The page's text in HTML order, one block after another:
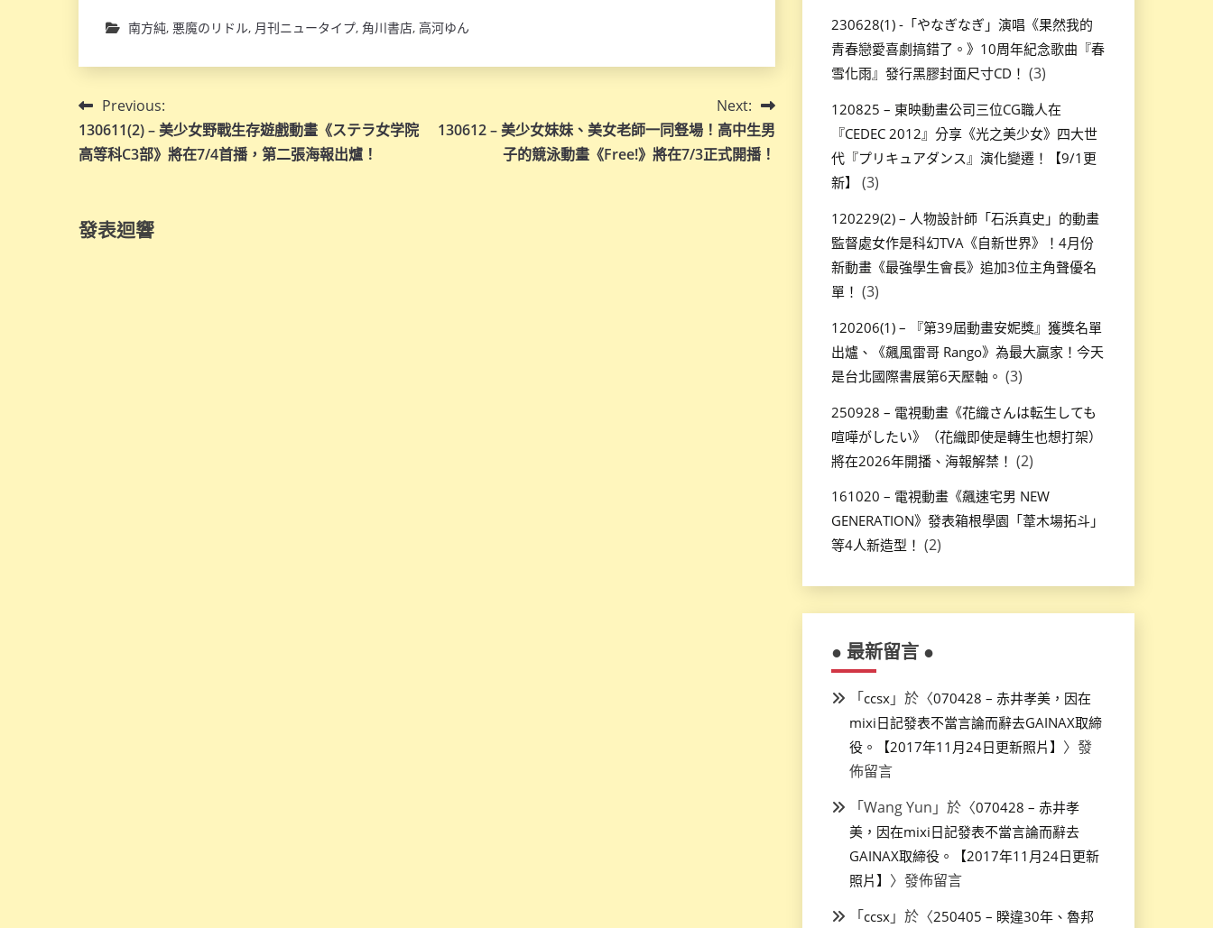
南方純, 悪魔のリドル, 月刊ニュータイプ, 角川書店, 高河ゆん
文
章
覽
Previous:
130611(2) – 美少女野戰生存遊戲動畫《ステラ女学院
高等科C3部》將在7/4首播，第二張海報出爐！
Next:
130612 – 美少女妹妹、美女老師一同豋場！高中生男
子的競泳動畫《Free!》將在7/3正式開播！
發表迴響
230628(1) -「やなぎなぎ」演唱《果然我的
青春戀愛喜劇搞錯了。》10周年紀念歌曲『春
雪化雨』發行黑膠封面尺寸CD！ (3)
120825 – 東映動畫公司三位CG職人在
『CEDEC 2012』分享《光之美少女》四大世
代『プリキュアダンス』演化變遷！【9/1更
新】
(3)
120229(2) – 人物設計師「石浜真史」的動畫
監督處女作是科幻TVA《自新世界》！4月份
新動畫《最強學生會長》追加3位主角聲優名
單！ (3)
120206(1) – 『第39屆動畫安妮獎』獲獎名單
出爐、《飆風雷哥 Rango》為最大贏家！今天
是台北國際書展第6天壓軸。 (3)
250928 – 電視動畫《花織さんは転生しても
喧嘩がしたい》（花織即使是轉生也想打架）
將在2026年開播、海報解禁！ (2)
161020 – 電視動畫《飆速宅男 NEW
GENERATION》發表箱根學園「葦木場拓斗」
等4人新造型！ (2)
● 最新留言 ●
「ccsx」於〈070428 – 赤井孝美，因在
mixi日記發表不當言論而辭去GAINAX取締
役。【2017年11月24日更新照片】 〉發
佈留言
「Wang Yun 」於〈070428 – 赤井孝
美，因在mixi日記發表不當言論而辭去
GAINAX取締役。【2017年11月24日更新
照片】 〉發佈留言
「ccsx」於〈250405 – 睽違30年、魯邦